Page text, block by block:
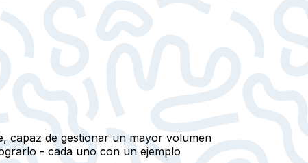
capaz de gestionar un mayor volumen
- cada uno con un ejemplo